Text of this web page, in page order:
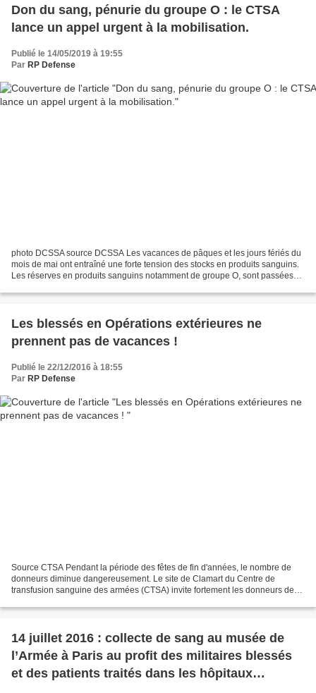
Don du sang, pénurie du groupe O : le CTSA
lance un appel urgent à la mobilisation.
Publié le 14/05/2019 à 19:55
Par RP Defense
photo DCSSA source DCSSA Les vacances de pâques et les jours fériés du
mois de mai ont entraîné une forte tension des stocks en produits sanguins.
Les réserves en produits sanguins notamment de groupe O, sont passées
Les blessés en Opérations extérieures ne
prennent pas de vacances !
Publié le 22/12/2016 à 18:55
Par RP Defense
Source CTSA Pendant la période des fêtes de fin d'années, le nombre de
donneurs diminue dangereusement. Le site de Clamart du Centre de
transfusion sanguine des armées (CTSA) invite fortement les donneurs des
14 juillet 2016 : collecte de sang au musée de
l’Armée à Paris au profit des militaires blessés
et des patients traités dans les hôpitaux